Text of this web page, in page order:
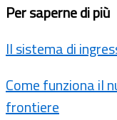
Per saperne di più
Il sistema di
Come funziona il
frontiere